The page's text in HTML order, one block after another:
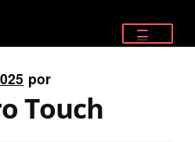
por
Touch